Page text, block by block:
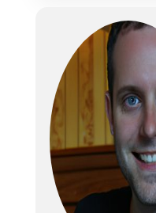
les
perçage
pour
intensives
fiabilité.
est
dans des
à sa
sa
coffret, il